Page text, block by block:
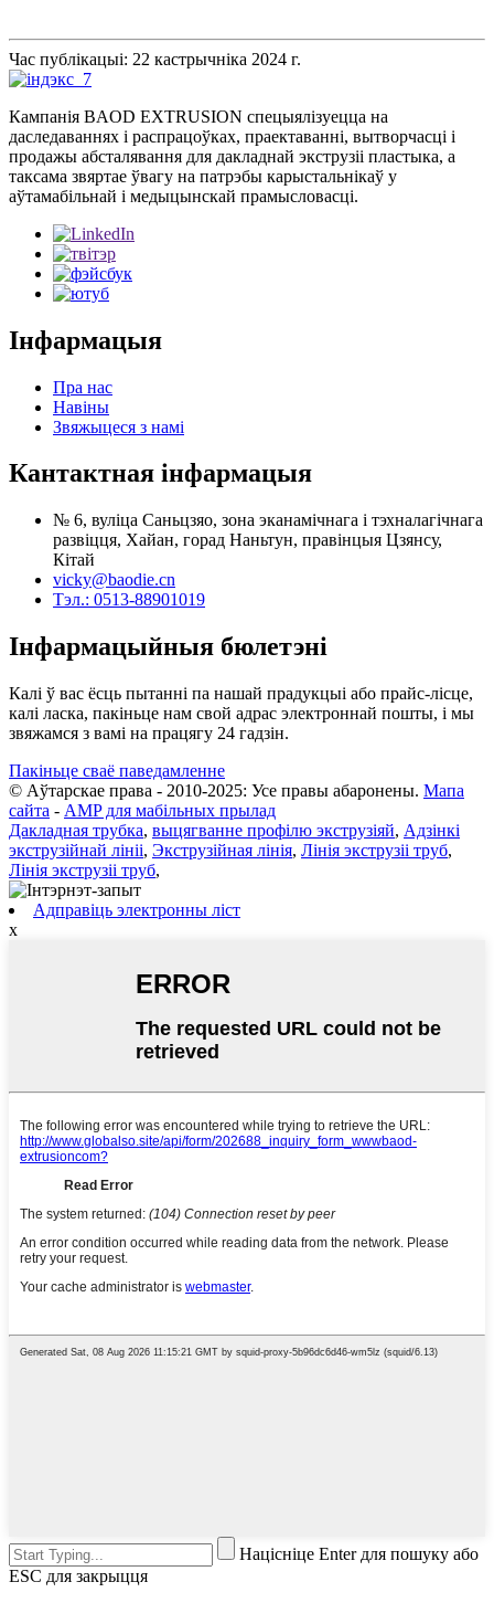
Час публікацыі: 22 кастрычніка 2024 г.
Кампанія BAOD EXTRUSION спецыялізуецца на
даследаваннях і распрацоўках, праектаванні, вытворчасці і
продажы абсталявання для дакладнай экструзіі пластыка, а
таксама звяртае ўвагу на патрэбы карыстальнікаў у
аўтамабільнай і медыцынскай прамысловасці.
Інфармацыя
Пра нас
Навіны
Звяжыцеся з намі
Кантактная інфармацыя
№ 6, вуліца Саньцзяо, зона эканамічнага і тэхналагічнага
развіцця, Хайан, горад Наньтун, правінцыя Цзянсу,
Кітай
vicky@baodie.cn
Тэл.: 0513-88901019
Інфармацыйныя бюлетэні
Калі ў вас ёсць пытанні па нашай прадукцыі або прайс-лісце,
калі ласка, пакіньце нам свой адрас электроннай пошты, і мы
звяжамся з вамі на працягу 24 гадзін.
Пакіньце сваё паведамленне
© Аўтарскае права - 2010-2025: Усе правы абаронены. Мапа
сайта - AMP для мабільных прылад
Дакладная трубка, выцягванне профілю экструзіяй, Адзінкі
экструзійнай лініі, Экструзійная лінія, Лінія экструзіі труб,
Лінія экструзіі труб,
Адправіць электронны ліст
x
Націсніце Enter для пошуку або
ESC для закрыцця